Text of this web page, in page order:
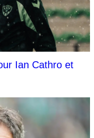
Ian Cathro et